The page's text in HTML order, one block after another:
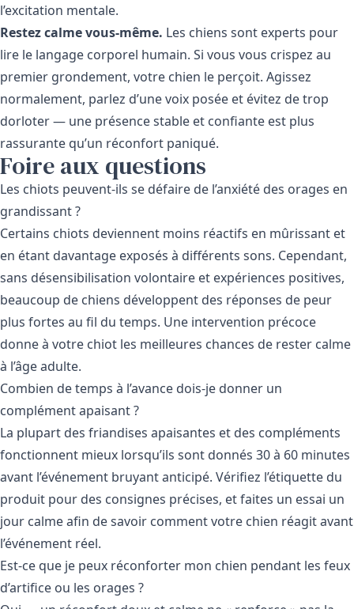
l’excitation mentale.
Restez calme vous-même. Les chiens sont experts pour
lire le langage corporel humain. Si vous vous crispez au
premier grondement, votre chien le perçoit. Agissez
normalement, parlez d’une voix posée et évitez de trop
dorloter — une présence stable et confiante est plus
rassurante qu’un réconfort paniqué.
Foire aux questions
Les chiots peuvent-ils se défaire de l’anxiété des orages en
grandissant ?
Certains chiots deviennent moins réactifs en mûrissant et
en étant davantage exposés à différents sons. Cependant,
sans désensibilisation volontaire et expériences positives,
beaucoup de chiens développent des réponses de peur
plus fortes au fil du temps. Une intervention précoce
donne à votre chiot les meilleures chances de rester calme
à l’âge adulte.
Combien de temps à l’avance dois-je donner un
complément apaisant ?
La plupart des friandises apaisantes et des compléments
fonctionnent mieux lorsqu’ils sont donnés 30 à 60 minutes
avant l’événement bruyant anticipé. Vérifiez l’étiquette du
produit pour des consignes précises, et faites un essai un
jour calme afin de savoir comment votre chien réagit avant
l’événement réel.
Est-ce que je peux réconforter mon chien pendant les feux
d’artifice ou les orages ?